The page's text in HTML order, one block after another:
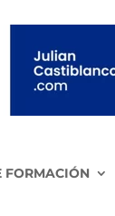
FORMACIÓN